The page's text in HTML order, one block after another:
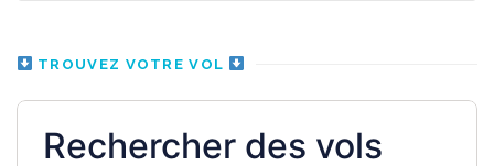
TROUVEZ VOTRE VOL